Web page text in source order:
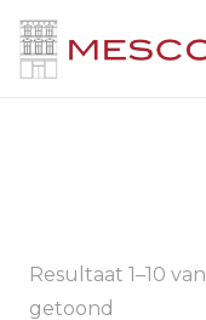
Resultaat 1–10
getoond